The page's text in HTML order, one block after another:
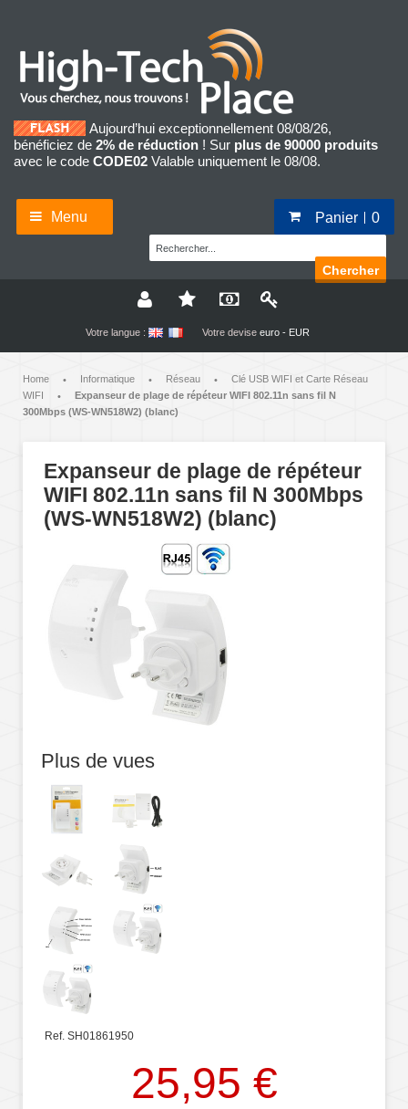
Aujourd’hui exceptionnellement 08/08/26,
bénéficiez de 2% de réduction ! Sur plus de 90000 produits
avec le code CODE02 Valable uniquement le 08/08.
Menu Panier 0
Chercher
Votre langue : Votre devise euro - EUR
Home • Informatique • Réseau •
Clé USB WIFI et Carte Réseau
WIFI
•
Expanseur de plage de répéteur WIFI 802.11n sans fil N
300Mbps (WS-WN518W2) (blanc)
Expanseur de plage de répéteur
WIFI 802.11n sans fil N 300Mbps
(WS-WN518W2) (blanc)
Plus de vues
Ref. SH01861950
25,95 €